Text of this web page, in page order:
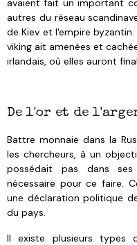
autres du réseau
de Kiev et l'empire
viking ait amenées et
irlandais, où elles auront
De l'or et de
Battre monnaie dans la
les chercheurs, à un
possédait pas dans
nécessaire pour ce faire.
une déclaration politique
du pays.
Il existe plusieurs